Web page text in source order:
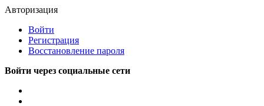
Авторизация
Войти
Регистрация
Восстановление пароля
Войти через социальные сети